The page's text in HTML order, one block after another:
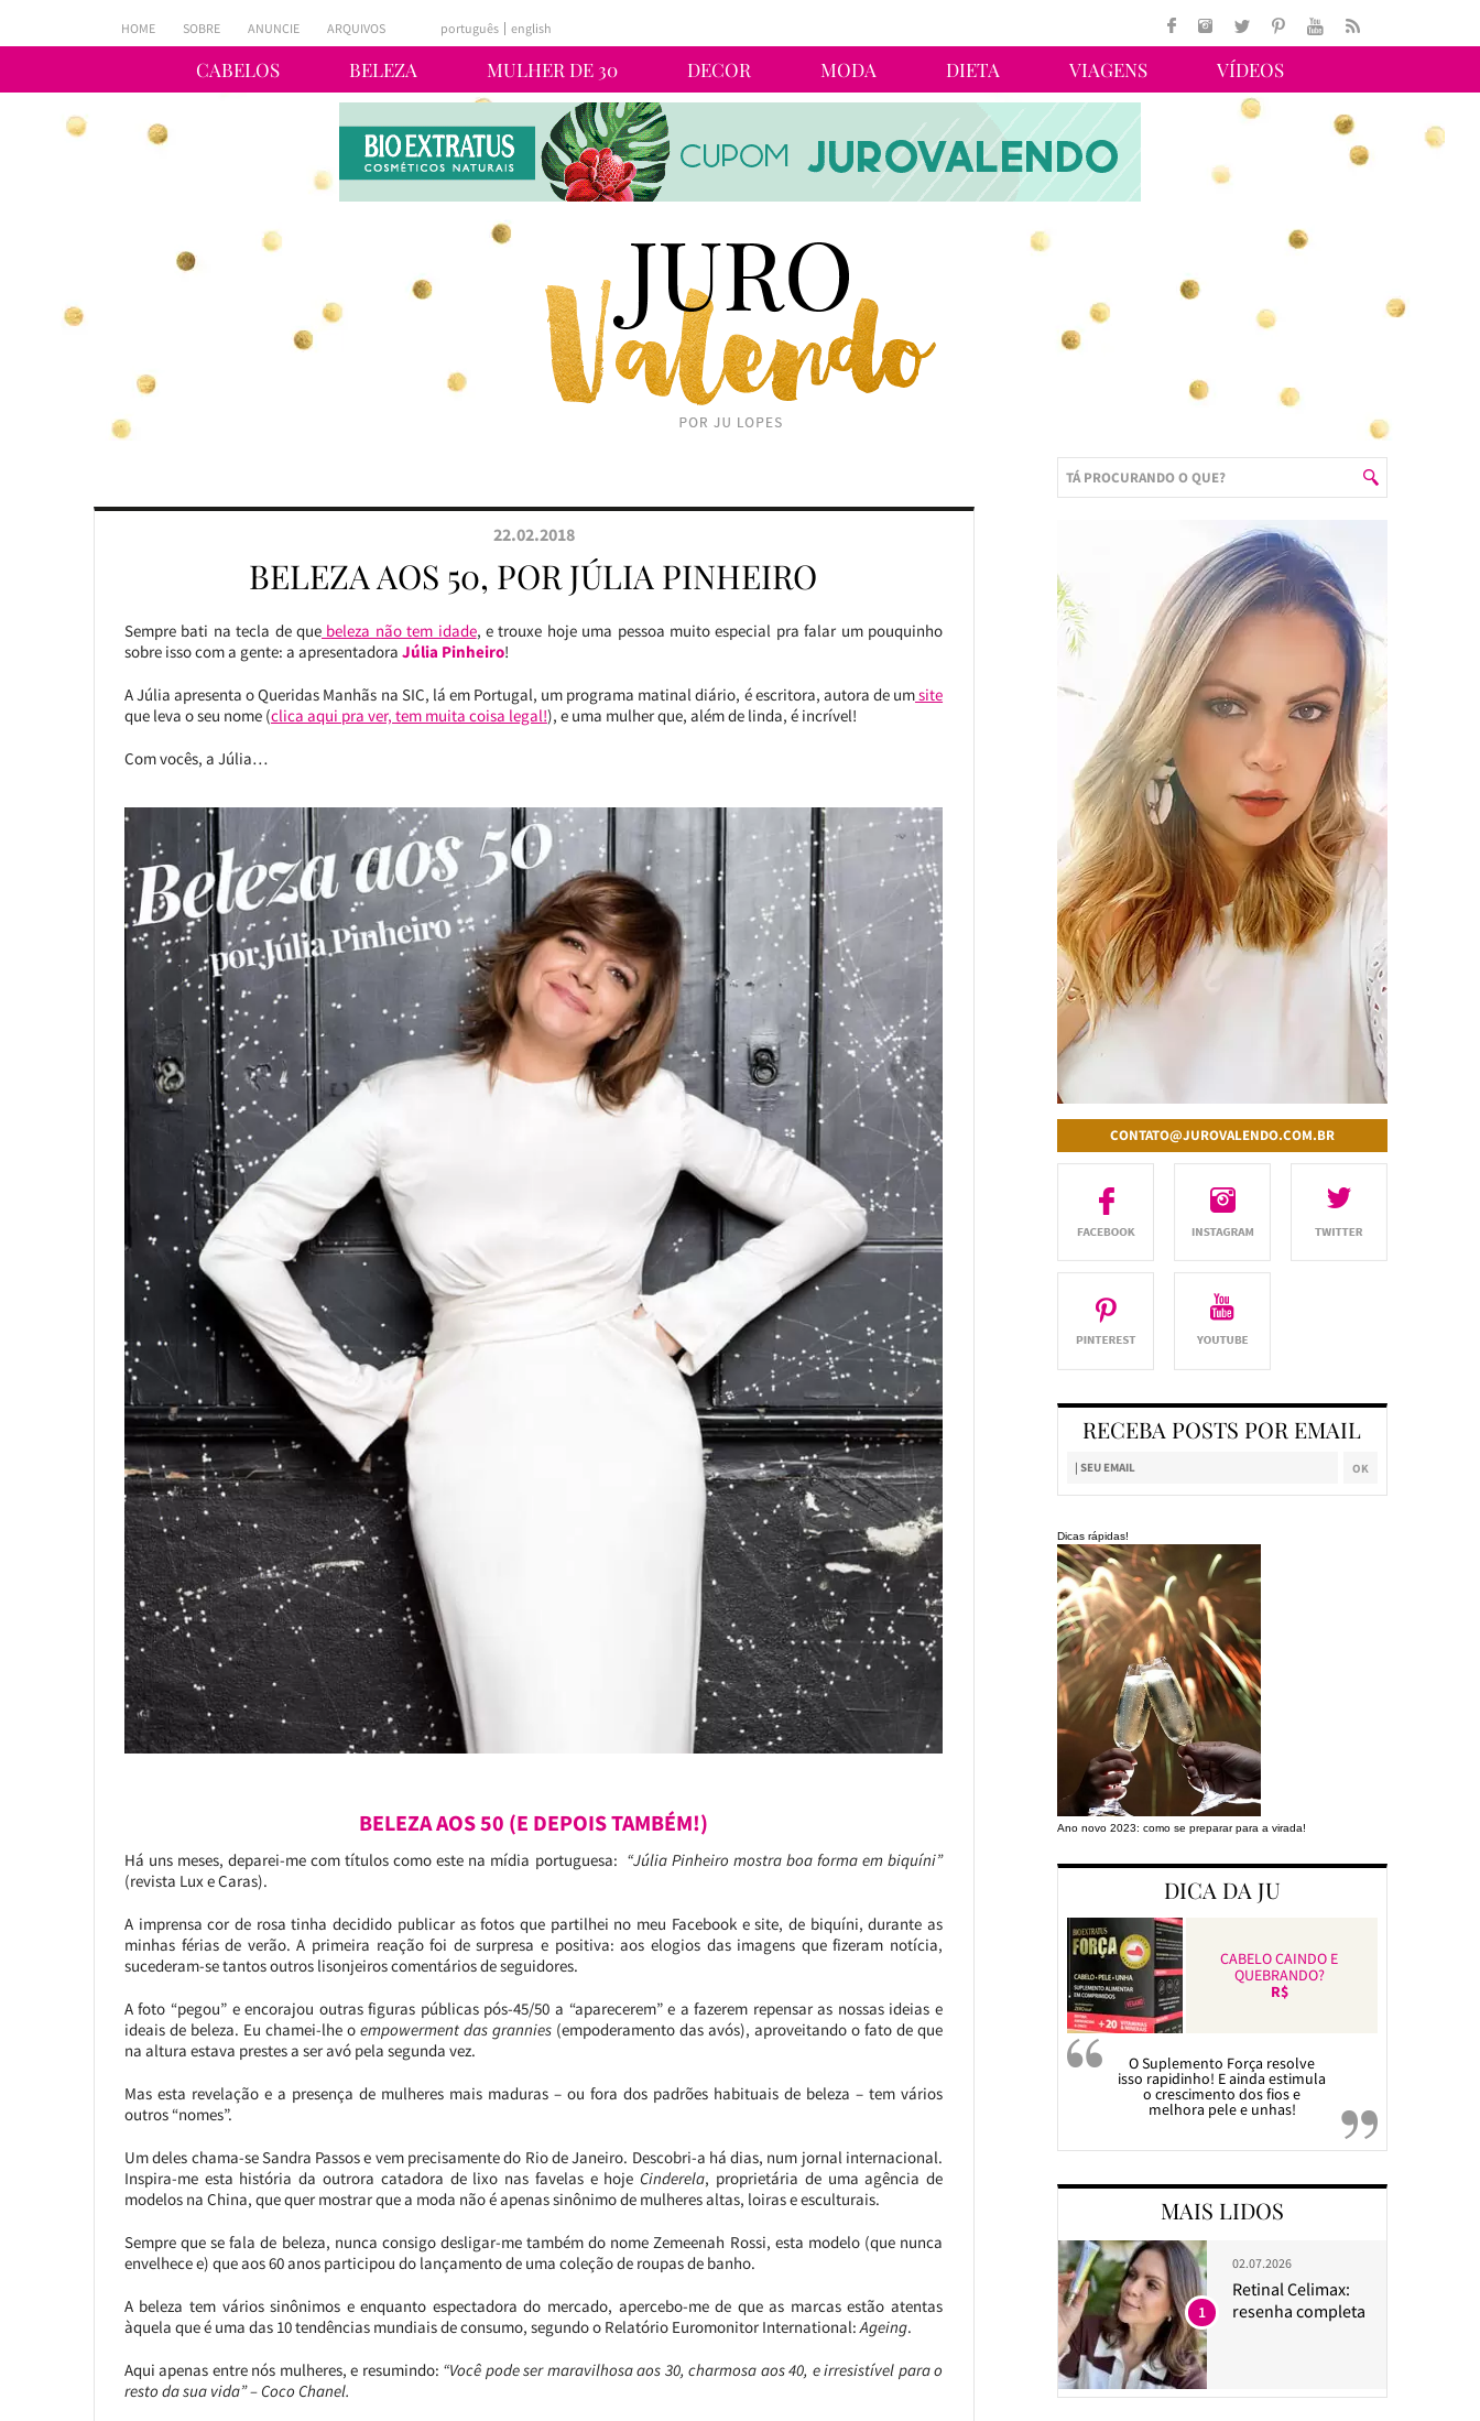
CABELOS BELEZA MULHER DE 30 DECOR MODA DIETA VIAGENS VÍDEOS
HOME SOBRE ANUNCIE ARQUIVOS português english
22.02.2018
BELEZA AOS 50, POR JÚLIA PINHEIRO
Sempre bati na tecla de quebeleza não tem idade, e trouxe hoje uma pessoa muito especial pra falar um pouquinho
sobre isso com a gente: a apresentadora Júlia Pinheiro!
A Júlia apresenta o Queridas Manhãs na SIC, lá em Portugal, um programa matinal diário, é escritora, autora de umsite
que leva o seu nome (clica aqui pra ver, tem muita coisa legal!), e uma mulher que, além de linda, é incrível!
Com vocês, a Júlia…
BELEZA AOS 50 (E DEPOIS TAMBÉM!)
Há uns meses, deparei-me com títulos como este na mídia portuguesa: “Júlia Pinheiro mostra boa forma em biquíni”
(revista Lux e Caras).
A imprensa cor de rosa tinha decidido publicar as fotos que partilhei no meu Facebook e site, de biquíni, durante as
minhas férias de verão. A primeira reação foi de surpresa e positiva: aos elogios das imagens que fizeram notícia,
sucederam-se tantos outros lisonjeiros comentários de seguidores.
A foto “pegou” e encorajou outras figuras públicas pós-45/50 a “aparecerem” e a fazerem repensar as nossas ideias e
ideais de beleza. Eu chamei-lhe o empowerment das grannies(empoderamento das avós), aproveitando o fato de que
na altura estava prestes a ser avó pela segunda vez.
Mas esta revelação e a presença de mulheres mais maduras – ou fora dos padrões habituais de beleza – tem vários
outros “nomes”.
Um deles chama-se Sandra Passos e vem precisamente do Rio de Janeiro. Descobri-a há dias, num jornal internacional.
Inspira-me esta história da outrora catadora de lixo nas favelas e hoje Cinderela, proprietária de uma agência de
modelos na China, que quer mostrar que a moda não é apenas sinônimo de mulheres altas, loiras e esculturais.
Sempre que se fala de beleza, nunca consigo desligar-me também do nome Zemeenah Rossi, esta modelo (que nunca
envelhece e) que aos 60 anos participou do lançamento de uma coleção de roupas de banho.
A beleza tem vários sinônimos e enquanto espectadora do mercado, apercebo-me de que as marcas estão atentas
àquela que é uma das 10 tendências mundiais de consumo, segundo o Relatório Euromonitor International:Ageing.
Aqui apenas entre nós mulheres, e resumindo: “Você pode ser maravilhosa aos 30, charmosa aos 40, e irresistível para o
resto da sua vida” – Coco Chanel.
CONTATO@JUROVALENDO.COM.BR
RECEBA POSTS POR EMAIL
Dicas rápidas!
Ano novo 2023: como se preparar para a virada!
DICA DA JU
CABELO CAINDO E
QUEBRANDO?
R$
O Suplemento Força resolve
isso rapidinho! E ainda estimula
o crescimento dos fios e
melhora pele e unhas!
MAIS LIDOS
02.07.2026
Retinal Celimax:
resenha completa
1